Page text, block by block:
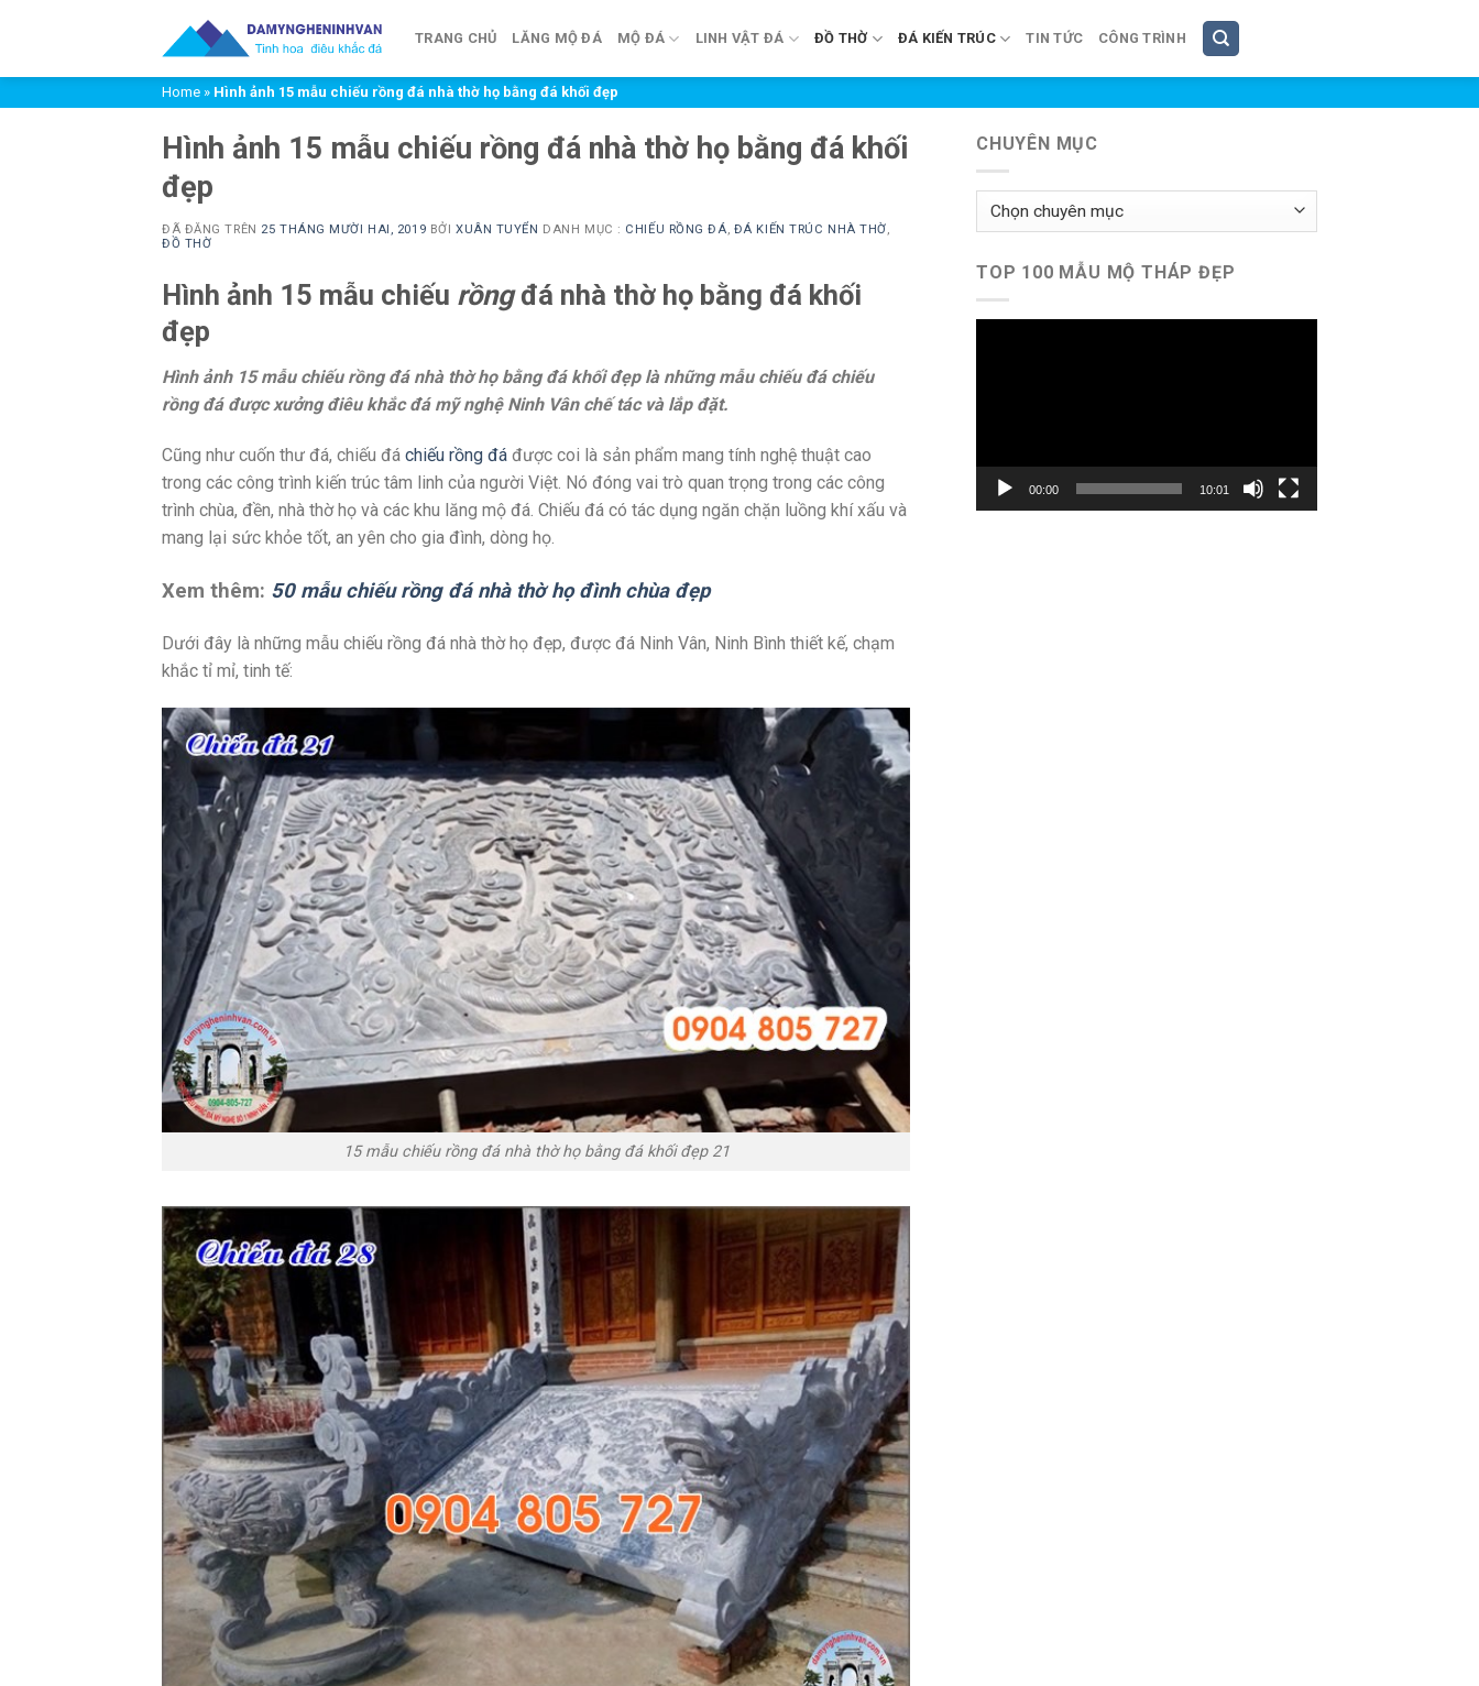
TRANG CHỦ LĂNG MỘ ĐÁ MỘ ĐÁ LINH VẬT ĐÁ ĐỒ THỜ ĐÁ KIẾN TRÚC TIN TỨC CÔNG TRÌNH
Home » Hình ảnh 15 mẫu chiếu rồng đá nhà thờ họ bằng đá khối đẹp
Hình ảnh 15 mẫu chiếu rồng đá nhà thờ họ bằng đá khối
đẹp
ĐÃ ĐĂNG TRÊN 25 THÁNG MƯỜI HAI, 2019 BỞI XUÂN TUYỂN DANH MỤC : CHIẾU RỒNG ĐÁ ĐÁ KIẾN TRÚC NHÀ THỜ
ĐỒ THỜ
Hình ảnh 15 mẫu chiếu rồngđá nhà thờ họ bằng đá khối
đẹp
Hình ảnh 15 mẫu chiếu rồng đá nhà thờ họ bằng đá khối đẹp là những mẫu chiếu đá chiếu
rồng đá được xưởng điêu khắc đá mỹ nghệ Ninh Vân chế tác và lắp đặt.
Cũng như cuốn thư đá, chiếu đá chiếu rồng đá được coi là sản phẩm mang tính nghệ thuật cao
trong các công trình kiến trúc tâm linh của người Việt. Nó đóng vai trò quan trọng trong các công
trình chùa, đền, nhà thờ họ và các khu lăng mộ đá. Chiếu đá có tác dụng ngăn chặn luồng khí xấu và
mang lại sức khỏe tốt, an yên cho gia đình, dòng họ.
Xem thêm: 50 mẫu chiếu rồng đá nhà thờ họ đình chùa đẹp
Dưới đây là những mẫu chiếu rồng đá nhà thờ họ đẹp, được đá Ninh Vân, Ninh Bình thiết kế, chạm
khắc tỉ mỉ, tinh tế:
15 mẫu chiếu rồng đá nhà thờ họ bằng đá khối đẹp 21
CHUYÊN MỤC
Chuyên
mục
TOP 100 MẪU MỘ THÁP ĐẸP
00:00 10:01